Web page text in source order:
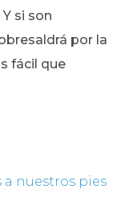
Y si son
por la
fácil que
a nuestros pies